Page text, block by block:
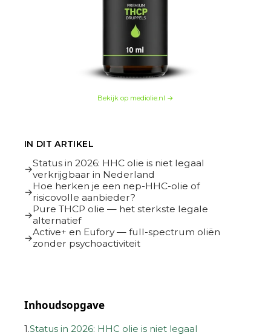
Bekijk op mediolie.nl →
IN DIT ARTIKEL
Status in 2026: HHC olie is niet legaal
verkrijgbaar in Nederland
Hoe herken je een nep-HHC-olie of
risicovolle aanbieder?
Pure THCP olie — het sterkste legale
alternatief
Active+ en Eufory — full-spectrum oliën
zonder psychoactiviteit
Inhoudsopgave
1.Status in 2026: HHC olie is niet legaal